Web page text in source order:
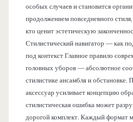
особых случаев и становится
продолжением повседневного
кто ценит эстетическую
Стилистический навигатор — как
под контекст Главное правило
головных уборов — абсолютное
стилистике ансамбля и
аксессуар усиливает концепцию
стилистическая ошибка может
дорогой комплект. Каждый формат